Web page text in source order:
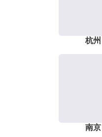
杭州
南京